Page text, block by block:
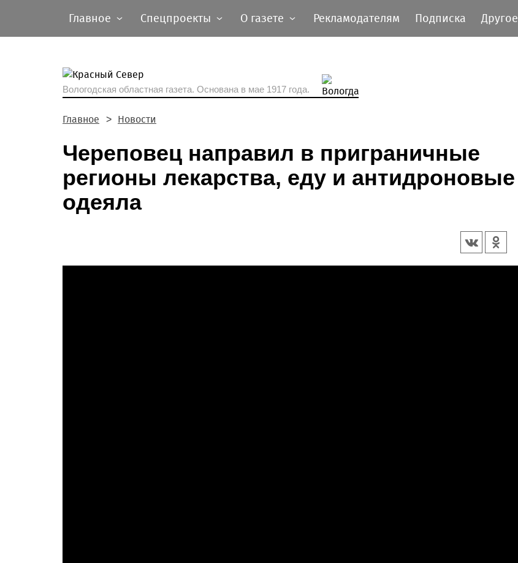
Главное Спецпроекты О газете Рекламодателям Подписка Другое
Вологодская областная газета. Основана в мае 1917 года.
Главное Новости
Череповец направил в приграничные
регионы лекарства, еду и антидроновые
одеяла